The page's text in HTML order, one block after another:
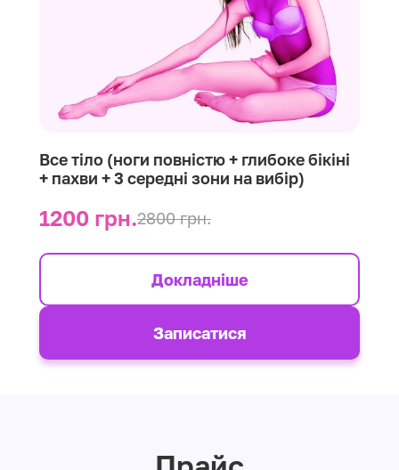
Все тіло (ноги повністю + глибоке бікіні
+ пахви + 3 середні зони на вибір)
1200 грн.2800 грн.
Докладніше
Записатися